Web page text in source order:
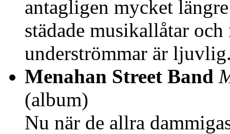
antagligen mycket
städade musikallåtar
underströmmar är
Menahan Street Band
(album)
Nu när de allra